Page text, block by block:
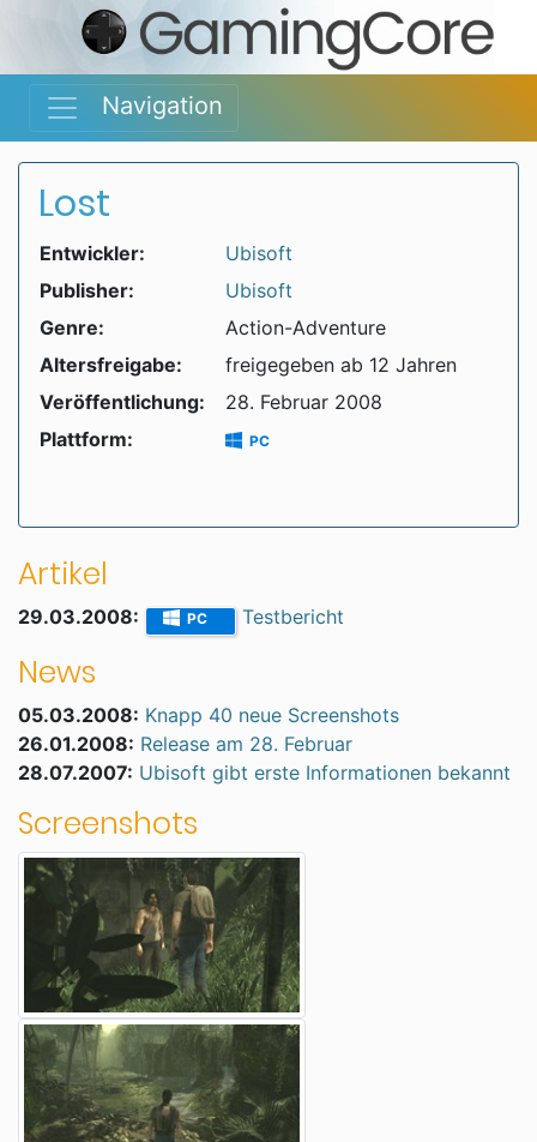
Navigation
Lost
Entwickler:
Ubisoft
Publisher:
Ubisoft
Genre:
Action-Adventure
Altersfreigabe:
freigegeben ab 12 Jahren
Veröffentlichung:
28. Februar 2008
Plattform:
PC
Artikel
29.03.2008: PC Testbericht
News
05.03.2008: Knapp 40 neue Screenshots
26.01.2008: Release am 28. Februar
28.07.2007: Ubisoft gibt erste Informationen bekannt
Screenshots